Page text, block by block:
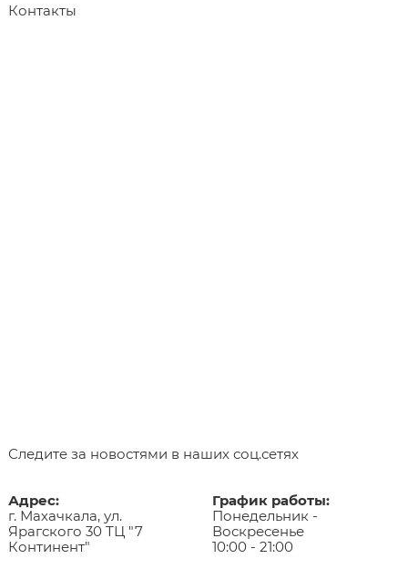
Контакты
Следите за новостями в наших соц.сетях
Адрес:
г. Махачкала, ул.
Ярагского 30 ТЦ "7
Континент"
График работы:
Понедельник -
Воскресенье
10:00 - 21:00